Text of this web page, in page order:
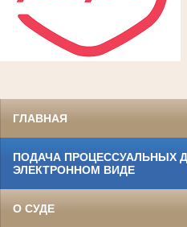
ГЛАВНАЯ
ПОДАЧА ПРОЦЕССУАЛЬНЫХ
ЭЛЕКТРОННОМ ВИДЕ
О СУДЕ